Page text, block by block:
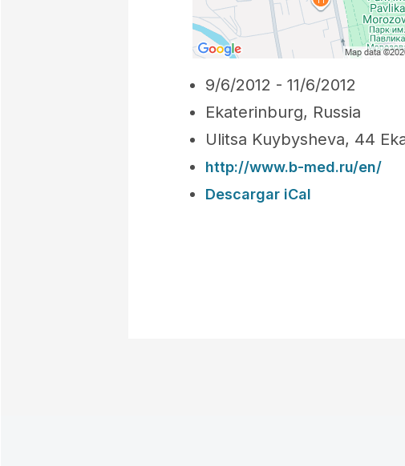
9/6/2012 - 11/6/2012
Ekaterinburg, Russia
Ulitsa Kuybysheva, 44
http://www.b-med.ru/en/
Descargar iCal